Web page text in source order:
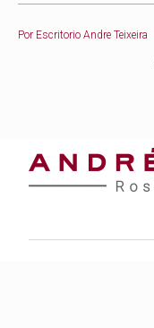
Por Escritorio Andre Teixeira